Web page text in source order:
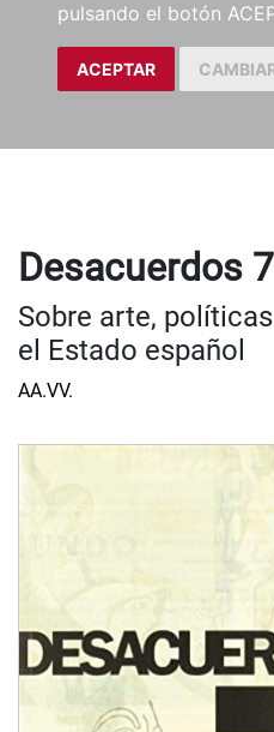
pulsando el botón
ACEPTAR
Desacuerdos
Sobre arte,
el Estado español
AA.VV.